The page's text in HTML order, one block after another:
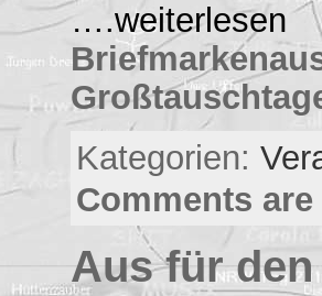
….weiterlesen
Kategorien:
Comments
Aus für den